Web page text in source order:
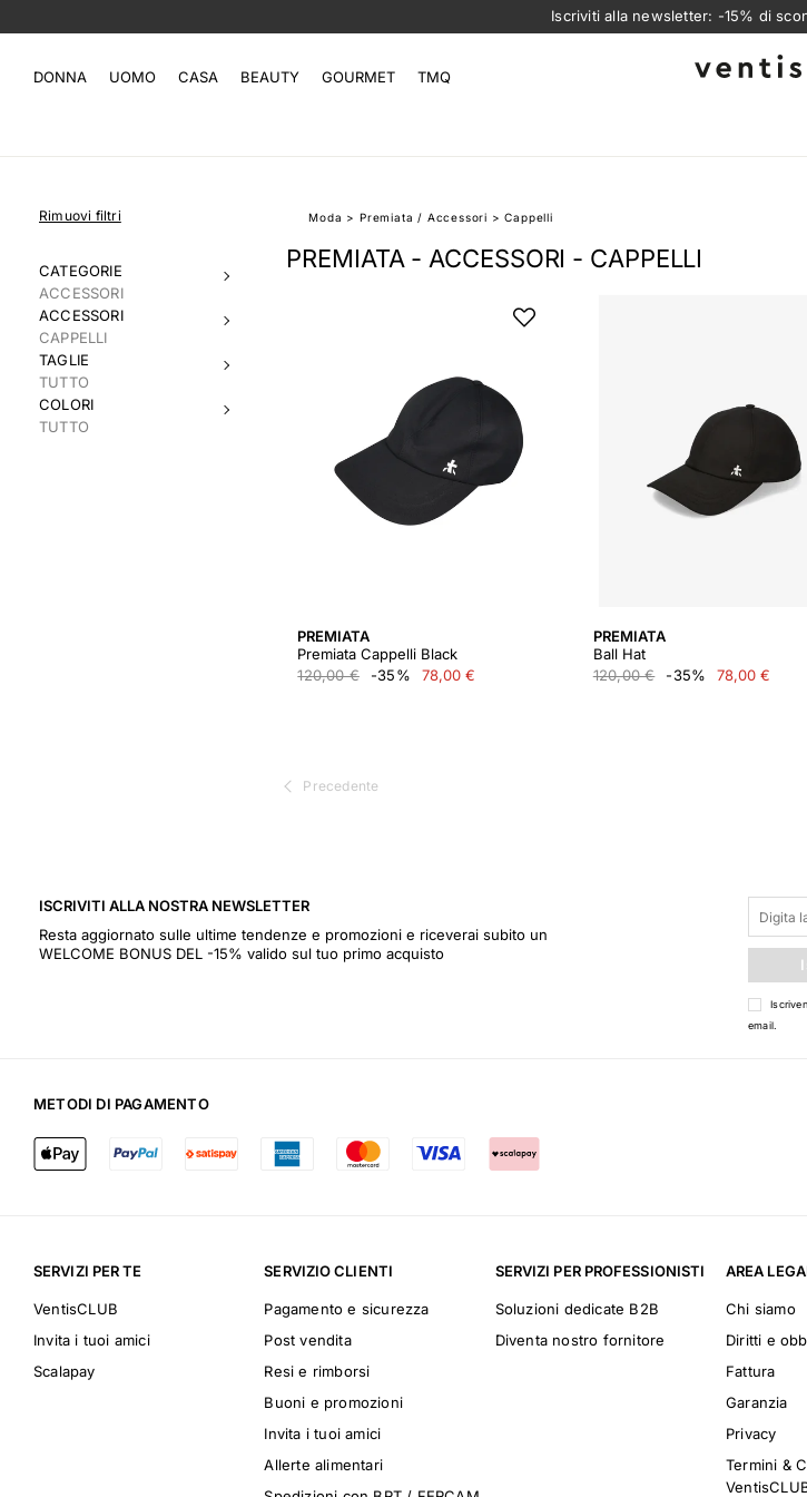
-10% sulle novità
DONNA UOMO CASA BEAUTY GOURMET TMQ
Moda > Premiata / Accessori > Cappelli
PREMIATA - ACCESSORI - CAPPELLI
PREMIATA
Premiata Cappelli Black
120,00 €
-35% 78,00 €
PREMIATA
Ball Hat
120,00 €
-35% 78,00 €
Precedente
Rimuovi filtri
CATEGORIE
ACCESSORI
ACCESSORI
CAPPELLI
TAGLIE
TUTTO
COLORI
TUTTO
ISCRIVITI ALLA NOSTRA NEWSLETTER
Resta aggiornato sulle ultime tendenze e promozioni e riceverai subito un
WELCOME BONUS DEL -15% valido sul tuo primo acquisto
email.
METODI DI PAGAMENTO
SERVIZI PER TE
VentisCLUB
Invita i tuoi amici
Scalapay
SERVIZIO CLIENTI
Pagamento e sicurezza
Post vendita
Resi e rimborsi
Buoni e promozioni
Invita i tuoi amici
Allerte alimentari
SERVIZI PER PROFESSIONISTI
Soluzioni dedicate B2B
Diventa nostro fornitore
AREA
Chi siamo
Diritti e
Fattura
Garanzia
Privacy
Termini &